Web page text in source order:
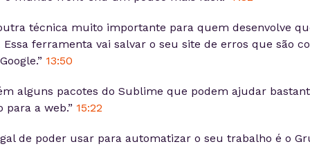
técnica muito importante para quem desenvolve
Essa ferramenta vai salvar o seu site de erros que são
13:50
alguns pacotes do Sublime que podem ajudar
para a web.” 15:22
de poder usar para automatizar o seu trabalho é o